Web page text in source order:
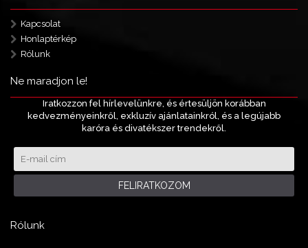
Kapcsolat
Honlaptérkép
Rólunk
Ne maradjon le!
Iratkozzon fel hírlevelünkre, és értesüljön korábban
kedvezményeinkről, exkluzív ajánlatainkról, és a legújabb
karóra és divatékszer trendekről.
FELIRATKOZOM
Rólunk